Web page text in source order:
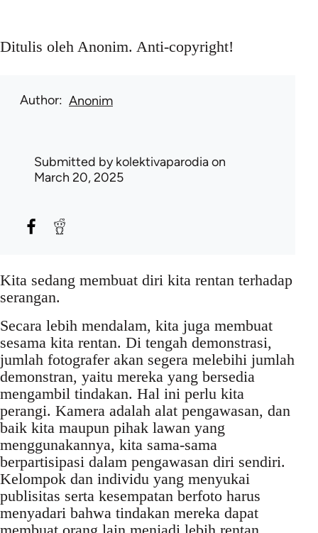
Ditulis oleh Anonim. Anti-copyright!
Author Anonim
Submitted bykolektivaparodiaon
March 20, 2025
Kita sedang membuat diri kita rentan terhadap
serangan.
Secara lebih mendalam, kita juga membuat
sesama kita rentan. Di tengah demonstrasi,
jumlah fotografer akan segera melebihi jumlah
demonstran, yaitu mereka yang bersedia
mengambil tindakan. Hal ini perlu kita
perangi. Kamera adalah alat pengawasan, dan
baik kita maupun pihak lawan yang
menggunakannya, kita sama-sama
berpartisipasi dalam pengawasan diri sendiri.
Kelompok dan individu yang menyukai
publisitas serta kesempatan berfoto harus
menyadari bahwa tindakan mereka dapat